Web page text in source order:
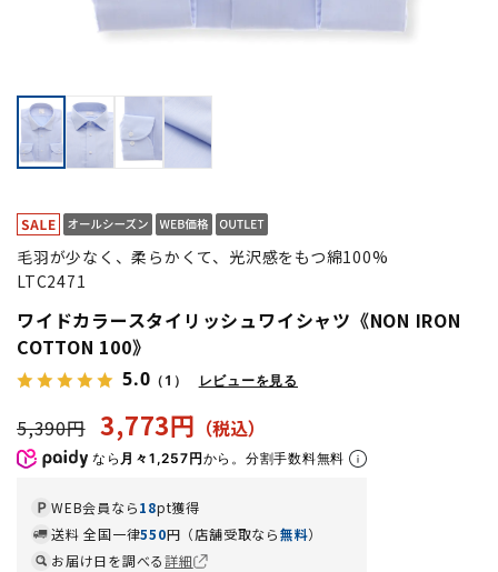
毛羽が少なく、柔らかくて、光沢感をもつ綿100%
LTC2471
ワイドカラースタイリッシュワイシャツ《NON IRON
COTTON 100》
5.0 （1） レビューを見る
5,390円 3,773円
なら 月々1,257円から。分割手数料無料
WEB会員なら18pt獲得
送料 全国一律550円（店舗受取なら無料）
お届け日を調べる詳細